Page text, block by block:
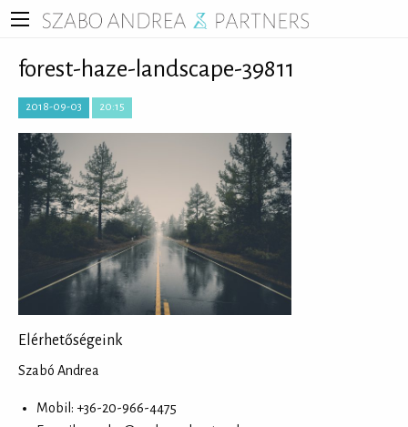
forest-haze-landscape-39811
2018-09-03 20:15
Elérhetőségeink
Szabó Andrea
Mobil: +36-20-966-4475